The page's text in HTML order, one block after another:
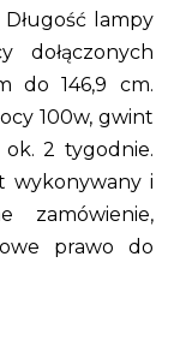
lampy
dołączonych
do 146,9 cm.
100w, gwint
ok. 2 tygodnie.
wykonywany i
zamówienie,
prawo do